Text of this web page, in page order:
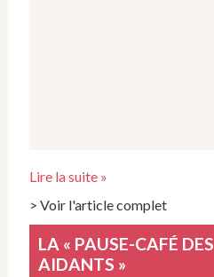
Lire la suite »
> Voir l'article complet
LA « PAUSE-CAFÉ DES
AIDANTS »